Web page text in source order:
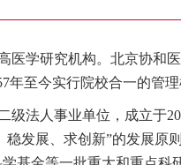
医学研究机构。北京协和
年至今实行院校合一的管
级法人事业单位， 成立于
发展、求创新”的发展原